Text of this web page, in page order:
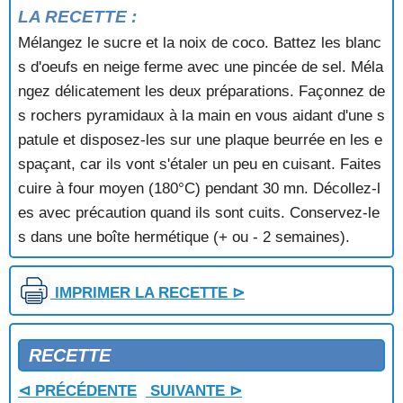
SALADE DE FRUITS EXOTIQUES
SALADE DE FRUITS SECS
SALADE DE MELON AUX ORANGES
SALADE DE PECHES A L'ANANAS
SALADE D'ORANGES
SALADE D'ORANGES AU GRAND MARNIER
SALADE D'ORANGES AUX KIWIS
SALADE EXOTIQUE A LA MENTHE
SALADE JAMAIQUAINE
SALADE JAUNE
SALADE MARIE GALANTE
SALADE VIGNERONNE
SAVARIN
SAVARIN A LA FRAISE
SAVARIN A L'ANANAS
SAVARIN A L'ORANGE
SAVARIN AU PARFUM D'ORANGE ET FRAMBOISES
SAVARIN AUX PECHES
SAVARIN AUX POIRES
LA RECETTE :
Mélangez le sucre et la noix de coco. Battez les blanc
s d'oeufs en neige ferme avec une pincée de sel. Méla
ngez délicatement les deux préparations. Façonnez de
s rochers pyramidaux à la main en vous aidant d'une s
patule et disposez-les sur une plaque beurrée en les e
spaçant, car ils vont s'étaler un peu en cuisant. Faites
cuire à four moyen (180°C) pendant 30 mn. Décollez-l
es avec précaution quand ils sont cuits. Conservez-le
s dans une boîte hermétique (+ ou - 2 semaines).
IMPRIMER LA RECETTE ⊳
RECETTE
⊲ PRÉCÉDENTE SUIVANTE ⊳